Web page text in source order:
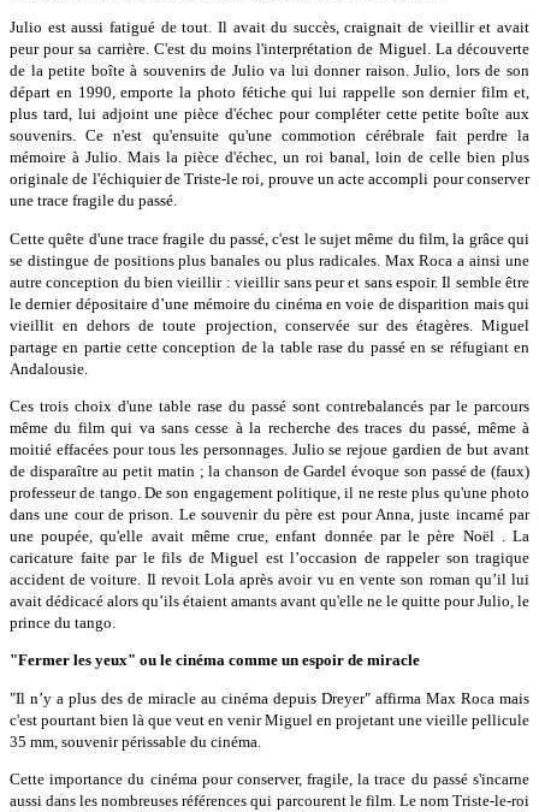
Julio est aussi fatigué de tout. Il avait du succès, craignait de vieillir et avait
peur pour sa carrière. C'est du moins l'interprétation de Miguel. La découverte
de la petite boîte à souvenirs de Julio va lui donner raison. Julio, lors de son
départ en 1990, emporte la photo fétiche qui lui rappelle son dernier film et,
plus tard, lui adjoint une pièce d'échec pour compléter cette petite boîte aux
souvenirs. Ce n'est qu'ensuite qu'une commotion cérébrale fait perdre la
mémoire à Julio. Mais la pièce d'échec, un roi banal, loin de celle bien plus
originale de l'échiquier de Triste-le roi, prouve un acte accompli pour conserver
une trace fragile du passé.
Cette quête d'une trace fragile du passé, c'est le sujet même du film, la grâce qui
se distingue de positions plus banales ou plus radicales. Max Roca a ainsi une
autre conception du bien vieillir : vieillir sans peur et sans espoir. Il semble être
le dernier dépositaire d’une mémoire du cinéma en voie de disparition mais qui
vieillit en dehors de toute projection, conservée sur des étagères. Miguel
partage en partie cette conception de la table rase du passé en se réfugiant en
Andalousie.
Ces trois choix d'une table rase du passé sont contrebalancés par le parcours
même du film qui va sans cesse à la recherche des traces du passé, même à
moitié effacées pour tous les personnages. Julio se rejoue gardien de but avant
de disparaître au petit matin ; la chanson de Gardel évoque son passé de (faux)
professeur de tango. De son engagement politique, il ne reste plus qu'une photo
dans une cour de prison. Le souvenir du père est pour Anna, juste incarné par
une poupée, qu'elle avait même crue, enfant donnée par le père Noël . La
caricature faite par le fils de Miguel est l’occasion de rappeler son tragique
accident de voiture. Il revoit Lola après avoir vu en vente son roman qu’il lui
avait dédicacé alors qu’ils étaient amants avant qu'elle ne le quitte pour Julio, le
prince du tango.
"Fermer les yeux" ou le cinéma comme un espoir de miracle
"Il n’y a plus des de miracle au cinéma depuis Dreyer" affirma Max Roca mais
c'est pourtant bien là que veut en venir Miguel en projetant une vieille pellicule
35 mm, souvenir périssable du cinéma.
Cette importance du cinéma pour conserver, fragile, la trace du passé s'incarne
aussi dans les nombreuses références qui parcourent le film. Le nom Triste-le-roi